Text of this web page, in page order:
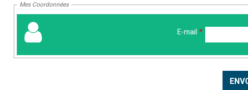
Mes Coordonnées
E-mail *